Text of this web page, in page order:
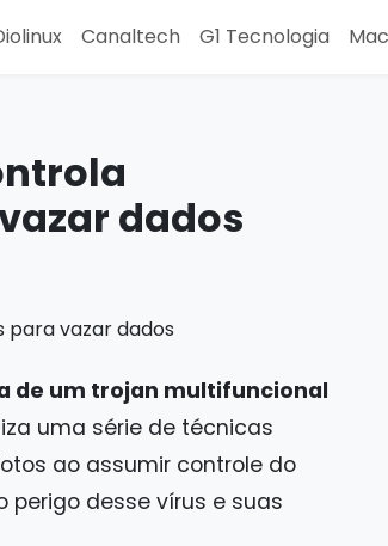
Canaltech G1 Tecnologia
dados
de um trojan multifuncional
uma série de técnicas
ao assumir controle do
perigo desse vírus e suas